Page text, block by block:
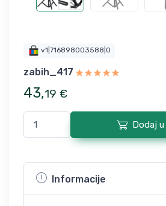
v1|716898003588|0
zabih_417
43,19 €
Dodaj
Informacije